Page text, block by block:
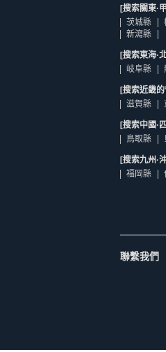
[搜索關東·
茨城縣
新瀉縣
[搜索東海·
岐阜縣
[搜索近畿
滋賀縣
[搜索中國·
鳥取縣
[搜索九州·
福岡縣
聯繫我們